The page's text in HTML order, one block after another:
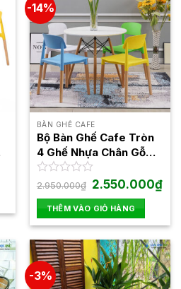
-14%
BÀN GHẾ CAFE
Bộ Bàn Ghế Cafe Tròn
4 Ghế Nhựa Chân Gỗ
BBCF87
Được
hạng
0
5
sao
2.950.000₫ Giá
gốc
là:
2.950.000₫.
2.550.000₫Giá
hiện
THÊM VÀO GIỎ HÀNG
-3%